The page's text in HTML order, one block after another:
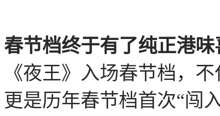
春节档终于有了纯正港
《夜王》入场春节档，
更是历年春节档首次“闯